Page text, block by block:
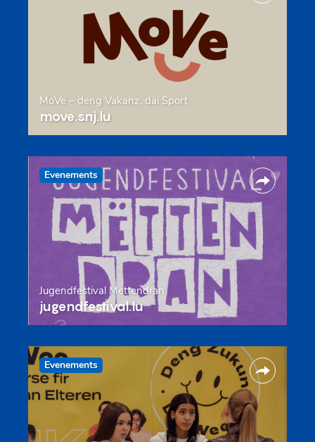
MoVe – deng Vakanz, däi Sport
move.snj.lu
Evenements
Jugendfestival Mëttendran
jugendfestival.lu
Evenements